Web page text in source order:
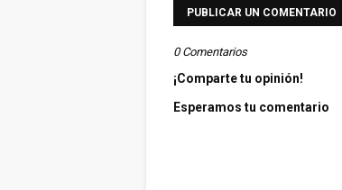
PUBLICAR UN COMENTARIO
0 Comentarios
¡Comparte tu opinión!
Esperamos tu comentario